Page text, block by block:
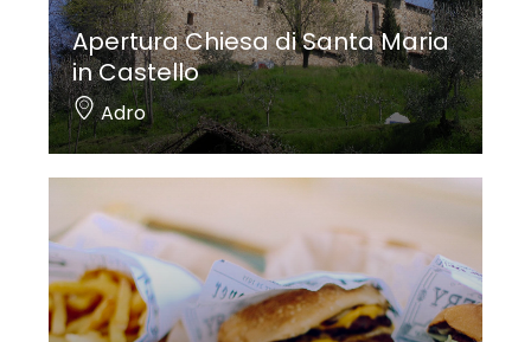
Apertura Chiesa di Santa Maria
in Castello
Adro